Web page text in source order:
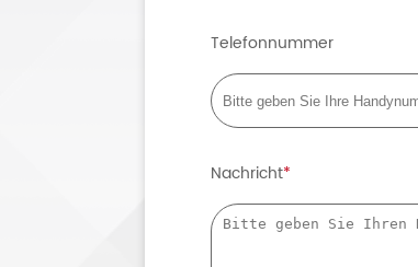
Telefonnummer
Nachricht*